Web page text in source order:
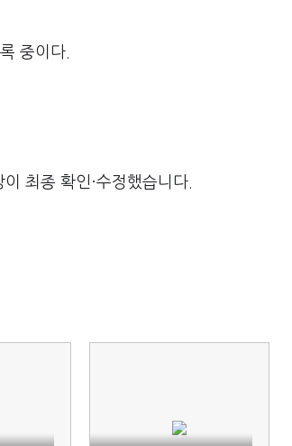
중이다.
최종 확인·수정했습니다.